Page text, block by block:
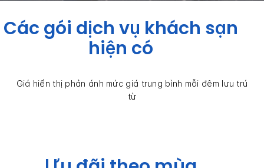
Các gói dịch vụ khách sạn
hiện có
Giá hiển thị phản ánh mức giá trung bình mỗi đêm lưu trú
từ